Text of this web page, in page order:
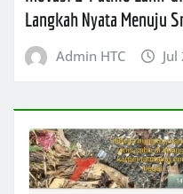
Langkah Nyata Menuju
Admin HTC